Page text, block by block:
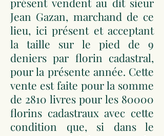
Jean Gazan, marchand de ce
lieu, ici présent et acceptant
la taille sur le pied de 9
deniers par florin cadastral,
pour la présente année. Cette
vente est faite pour la somme
de 2810 livres pour les 80000
florins cadastraux avec cette
condition que, si dans le